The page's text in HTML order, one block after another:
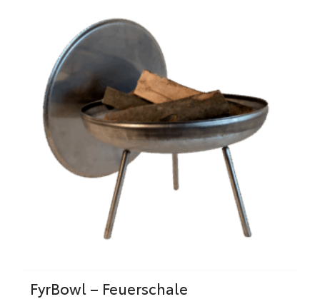
FyrBowl – Feuerschale